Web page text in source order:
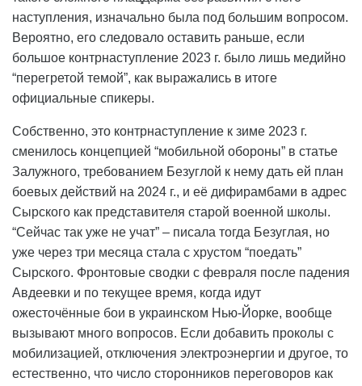
наступления, изначально была под большим вопросом.
Вероятно, его следовало оставить раньше, если
большое контрнаступление 2023 г. было лишь медийно
“перегретой темой”, как выражались в итоге
официальные спикеры.
Собственно, это контрнаступление к зиме 2023 г.
сменилось концепцией “мобильной обороны” в статье
Залужного, требованием Безуглой к нему дать ей план
боевых действий на 2024 г., и её дифирамбами в адрес
Сырского как представителя старой военной школы.
“Сейчас так уже не учат” – писала тогда Безуглая, но
уже через три месяца стала с хрустом “поедать”
Сырского. Фронтовые сводки с февраля после падения
Авдеевки и по текущее время, когда идут
ожесточённые бои в украинском Нью-Йорке, вообще
вызывают много вопросов. Если добавить проколы с
мобилизацией, отключения электроэнергии и другое, то
естественно, что число сторонников переговоров как